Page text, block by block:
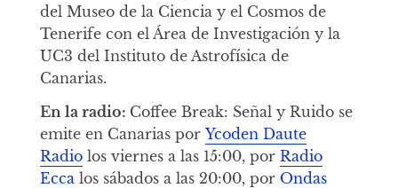
del Museo de la Ciencia y el Cosmos de
Tenerife con el Área de Investigación y la
UC3 del Instituto de Astrofísica de
Canarias.
En la radio: Coffee Break: Señal y Ruido se
emite en Canarias por Ycoden Daute
Radiolos viernes a las 15:00, por Radio
Ecca los sábados a las 20:00, por Ondas